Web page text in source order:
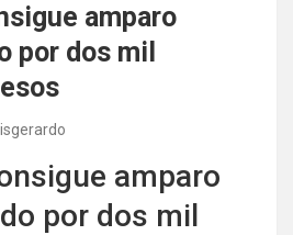
amparo
por dos mil
amparo
por dos mil